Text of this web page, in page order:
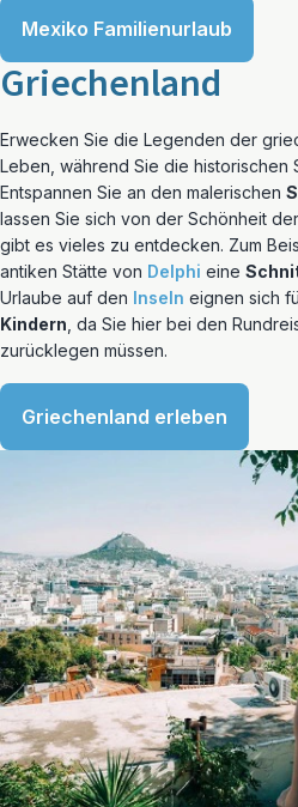
Mexiko Familienurlaub
Griechenland
Erwecken Sie die Legenden der
Leben, während Sie die historischen
Entspannen Sie an den malerischen
lassen Sie sich von der Schönheit
gibt es vieles zu entdecken. Zum
antiken Stätte von Delphi eine
Urlaube auf den Inseln eignen sich
Kindern , da Sie hier bei den
zurücklegen müssen.
Griechenland erleben